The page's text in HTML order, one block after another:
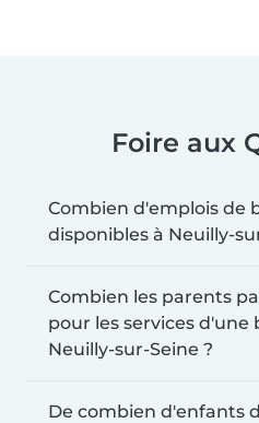
Foire aux
Combien d'emplois de
disponibles à Neuilly-
Combien les parents
pour les services d'une
Neuilly-sur-Seine ?
De combien d'enfants